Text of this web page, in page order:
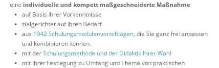
eine individuelle und kompett maßgeschneiderte Maßnahme
auf Basis Ihrer Vorkenntnisse
zielgerichtet auf Ihren Bedarf
aus 1042 Schulungsmodulenvorschlägen, die Sie ganz frei anpassen
und kombinieren können.
mit derSchulungsmethode und der Didaktik Ihrer Wahl
mit Ihrer Festlegung zu Umfang und Thema von praktischen